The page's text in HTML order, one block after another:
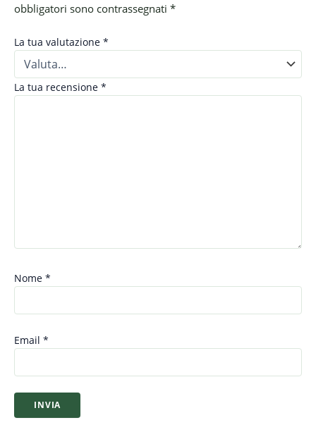
obbligatori sono contrassegnati *
La tua valutazione *
La tua recensione *
Nome *
Email *